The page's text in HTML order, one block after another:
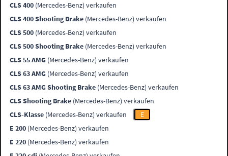
CLS 400 (Mercedes-Benz) verkaufen
CLS 400 Shooting Brake (Mercedes-Benz) verkaufen
CLS 500 (Mercedes-Benz) verkaufen
CLS 500 Shooting Brake (Mercedes-Benz) verkaufen
CLS 55 AMG (Mercedes-Benz) verkaufen
CLS 63 AMG (Mercedes-Benz) verkaufen
CLS 63 AMG Shooting Brake (Mercedes-Benz) verkaufen
CLS Shooting Brake (Mercedes-Benz) verkaufen
CLS-Klasse (Mercedes-Benz) verkaufen
E
E 200 (Mercedes-Benz) verkaufen
E 220 (Mercedes-Benz) verkaufen